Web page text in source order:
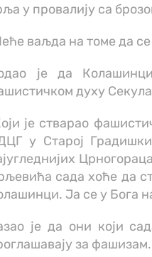
у провалију са
ваљда на томе да
је да
духу
је стварао
у Старој
сада хоће да
Ја се у Бога
је да они који
за фашизам.